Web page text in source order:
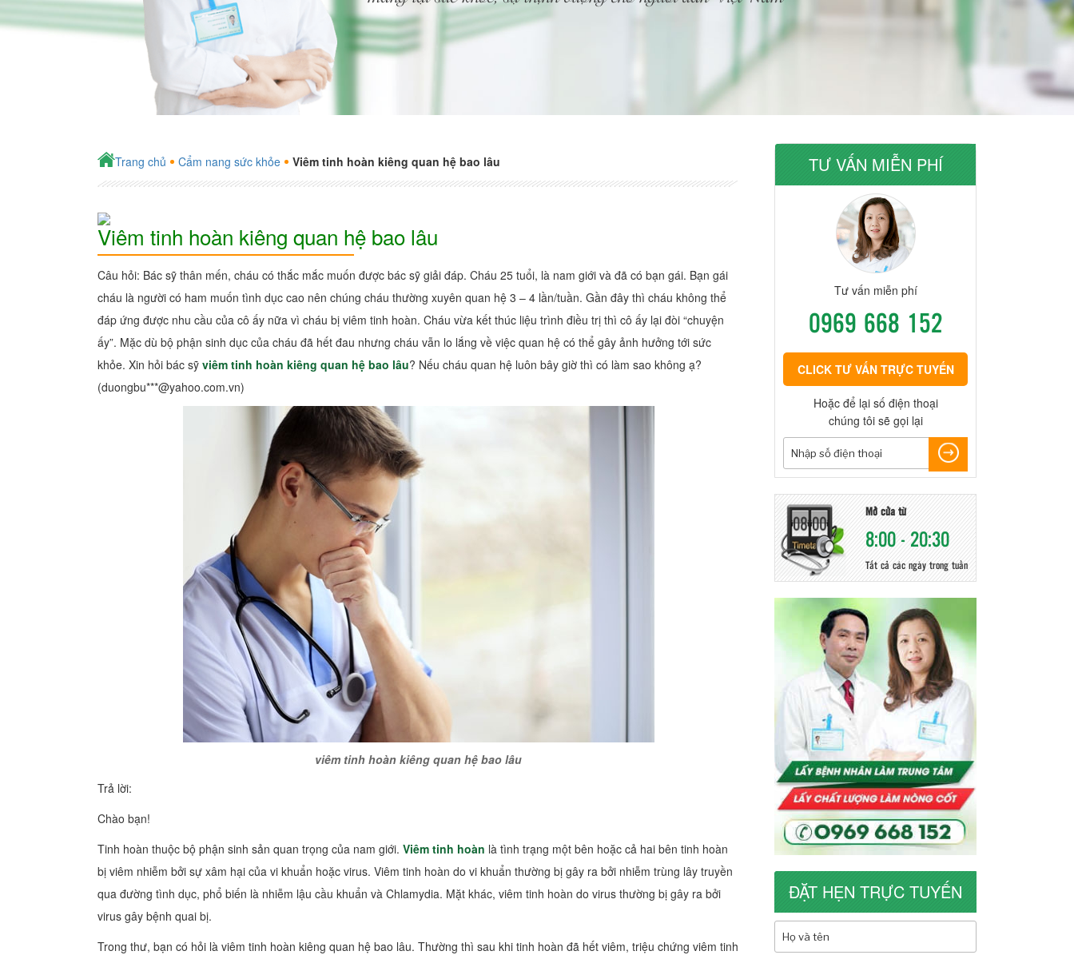
Trang chủ Cẩm nang sức khỏe Viêm tinh hoàn kiêng quan hệ bao lâu
Viêm tinh hoàn kiêng quan hệ bao lâu
Câu hỏi: Bác sỹ thân mến, cháu có thắc mắc muốn được bác sỹ giải đáp. Cháu 25 tuổi, là nam giới và đã có bạn gái. Bạn gái
cháu là người có ham muốn tình dục cao nên chúng cháu thường xuyên quan hệ 3 – 4 lần/tuần. Gần đây thì cháu không thể
đáp ứng được nhu cầu của cô ấy nữa vì cháu bị viêm tinh hoàn. Cháu vừa kết thúc liệu trình điều trị thì cô ấy lại đòi “chuyện
ấy”. Mặc dù bộ phận sinh dục của cháu đã hết đau nhưng cháu vẫn lo lắng về việc quan hệ có thể gây ảnh hưởng tới sức
khỏe. Xin hỏi bác sỹ viêm tinh hoàn kiêng quan hệ bao lâu? Nếu cháu quan hệ luôn bây giờ thì có làm sao không ạ?
(duongbu***@yahoo.com.vn)
viêm tinh hoàn kiêng quan hệ bao lâu
Trả lời:
Chào bạn!
Tinh hoàn thuộc bộ phận sinh sản quan trọng của nam giới. Viêm tinh hoàn là tình trạng một bên hoặc cả hai bên tinh hoàn
bị viêm nhiễm bởi sự xâm hại của vi khuẩn hoặc virus. Viêm tinh hoàn do vi khuẩn thường bị gây ra bởi nhiễm trùng lây truyền
qua đường tình dục, phổ biến là nhiễm lậu cầu khuẩn và Chlamydia. Mặt khác, viêm tinh hoàn do virus thường bị gây ra bởi
virus gây bệnh quai bị.
Trong thư, bạn có hỏi là viêm tinh hoàn kiêng quan hệ bao lâu. Thường thì sau khi tinh hoàn đã hết viêm, triệu chứng viêm tinh
TƯ VẤN MIỄN PHÍ
Tư vấn miễn phí
0969 668 152
CLICK TƯ VẤN TRỰC TUYẾN
Hoặc để lại số điện thoại
chúng tôi sẽ gọi lại
Mở cửa từ
8:00 - 20:30
Tất cả các ngày trong tuần
ĐẶT HẸN TRỰC TUYẾN